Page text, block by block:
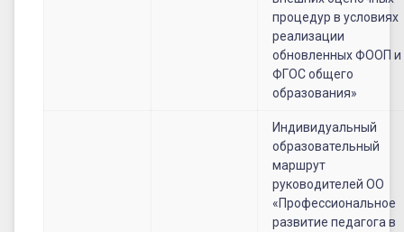
процедур в условиях
реализации
обновленных ФООП и
ФГОС общего
образования»
Индивидуальный
образовательный
маршрут
руководителей ОО
«Профессиональное
развитие педагога в